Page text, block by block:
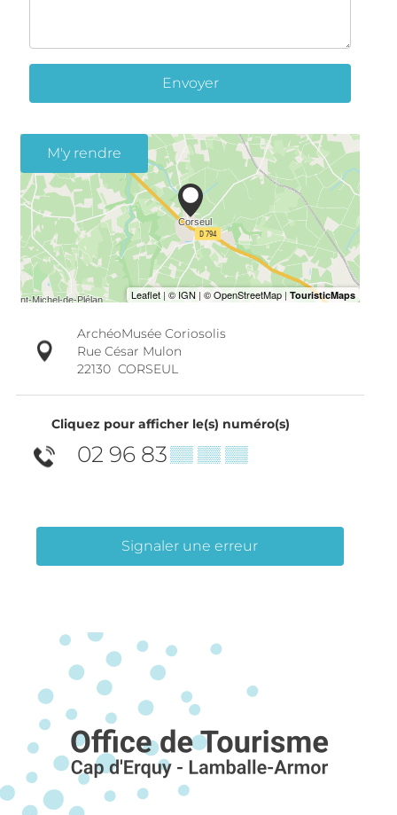
Envoyer
M'y rendre
ArchéoMusée Coriosolis
Rue César Mulon
22130 CORSEUL
Cliquez pour afficher le(s) numéro(s)
02 96 83▒▒ ▒▒ ▒▒
Signaler une erreur